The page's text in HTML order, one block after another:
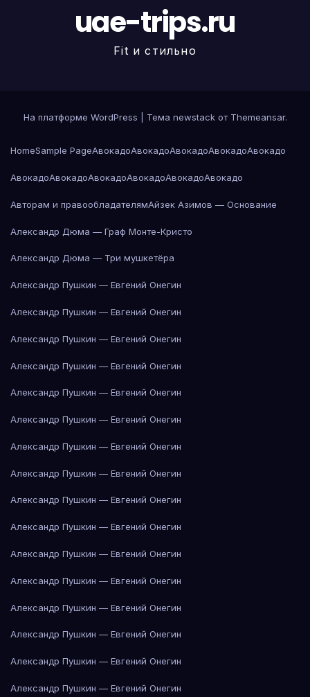
uae-trips.ru
Fit и стильно
На платформе WordPress Тема newstack от Themeansar.
HomeSample PageАвокадоАвокадоАвокадоАвокадоАвокадо
АвокадоАвокадоАвокадоАвокадоАвокадоАвокадо
Авторам и правообладателямАйзек Азимов — Основание
Александр Дюма — Граф Монте-Кристо
Александр Дюма — Три мушкетёра
Александр Пушкин — Евгений Онегин
Александр Пушкин — Евгений Онегин
Александр Пушкин — Евгений Онегин
Александр Пушкин — Евгений Онегин
Александр Пушкин — Евгений Онегин
Александр Пушкин — Евгений Онегин
Александр Пушкин — Евгений Онегин
Александр Пушкин — Евгений Онегин
Александр Пушкин — Евгений Онегин
Александр Пушкин — Евгений Онегин
Александр Пушкин — Евгений Онегин
Александр Пушкин — Евгений Онегин
Александр Пушкин — Евгений Онегин
Александр Пушкин — Евгений Онегин
Александр Пушкин — Евгений Онегин
Александр Пушкин — Евгений Онегин